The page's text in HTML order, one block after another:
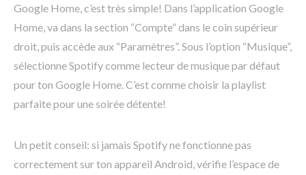
Google Home, c’est très simple! Dans l’application Google
Home, va dans la section “Compte” dans le coin supérieur
droit, puis accède aux “Paramètres”. Sous l’option “Musique”,
sélectionne Spotify comme lecteur de musique par défaut
pour ton Google Home. C’est comme choisir la playlist
parfaite pour une soirée détente!
Un petit conseil: si jamais Spotify ne fonctionne pas
correctement sur ton appareil Android, vérifie l’espace de